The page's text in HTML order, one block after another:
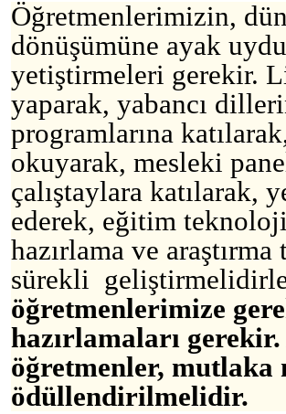
Öğretmenlerimizin,
dönüşümüne ayak
yetiştirmeleri gerekir.
yaparak, yabancı
programlarına
okuyarak, mesleki
çalıştaylara
ederek, eğitim
hazırlama ve
sürekli
öğretmenlerimize
hazırlamaları gerekir.
öğretmenler,
ödüllendirilmelidir.